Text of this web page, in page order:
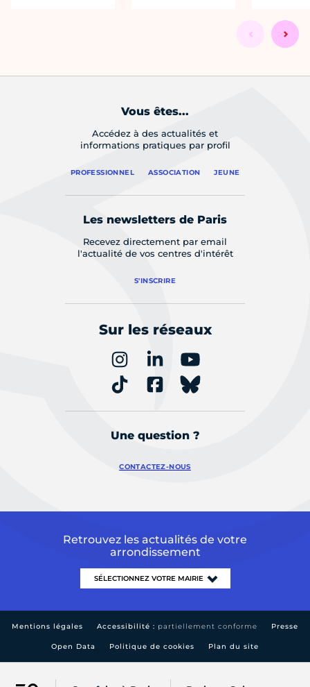
Vous êtes...
Accédez à des actualités et
informations pratiques par profil
PROFESSIONNEL ASSOCIATION JEUNE
Les newsletters de Paris
Recevez directement par email
l'actualité de vos centres d'intérêt
S'INSCRIRE
Sur les réseaux
Une question ?
CONTACTEZ-NOUS
Retrouvez les actualités de votre
arrondissement
Mentions légales Accessibilité : partiellement conforme Presse
Open Data Politique de cookies Plan du site